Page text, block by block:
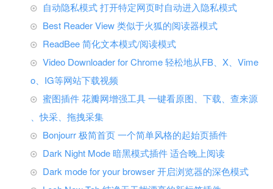
自动隐私模式 打开特定网页时自动进入隐私模式
Best Reader View 类似于火狐的阅读器模式
ReadBee 简化文本模式/阅读模式
Video Downloader for Chrome 轻松地从FB、X、Vime
o、IG等网站下载视频
蜜图插件 花瓣网增强工具 一键看原图、下载、查来源
、快采、拖拽采集
Bonjourr 极简首页 一个简单风格的起始页插件
Dark Night Mode 暗黑模式插件 适合晚上阅读
Dark mode for your browser 开启浏览器的深色模式